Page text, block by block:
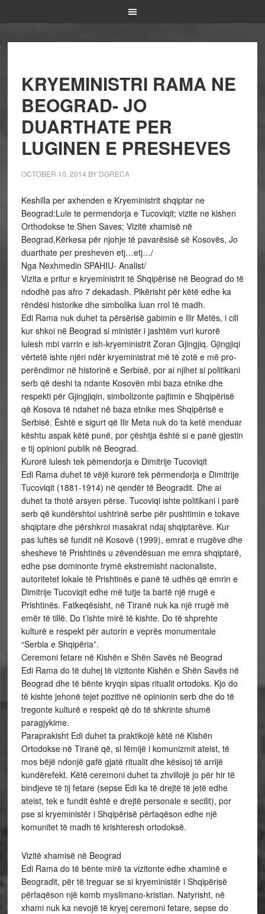
KRYEMINISTRI RAMA NE
BEOGRAD- JO
DUARTHATE PER
LUGINEN E PRESHEVES
OCTOBER 10, 2014 BY DGRECA
Keshilla per axhenden e Kryeministrit shqiptar ne
Beograd:Lule te permendorja e Tucoviqit; vizite ne kishen
Orthodokse te Shen Saves; Vizitë xhamisë në
Beograd,Kërkesa për njohje të pavarësisë së Kosovës, Jo
duarthate per presheven etj…etj…/
Nga Nexhmedin SPAHIU- Analist/
Vizita e pritur e kryeministrit të Shqipërisë në Beograd do të
ndodhë pas afro 7 dekadash. Pikërisht për këtë edhe ka
rëndësi historike dhe simbolika luan rrol të madh.
Edi Rama nuk duhet ta përsërisë gabimin e Ilir Metës, i cili
kur shkoi në Beograd si ministër i jashtëm vuri kurorë
lulesh mbi varrin e ish-kryeministrit Zoran Gjingjiq. Gjingjiqi
vërtetë ishte njëri ndër kryeministrat më të zotë e më pro-
perëndimor në historinë e Serbisë, por ai njihet si politikani
serb që deshi ta ndante Kosovën mbi baza etnike dhe
respekti për Gjingjiqin, simbolizonte pajtimin e Shqipërisë
që Kosova të ndahet në baza etnike mes Shqipërisë e
Serbisë. Është e sigurt që Ilir Meta nuk do ta ketë menduar
kështu aspak këtë punë, por çështja është si e panë gjestin
e tij opinioni publik në Beograd.
Kurorë lulesh tek pëmendorja e Dimitrije Tucoviqit
Edi Rama duhet të vëjë kurorë tek përmendorja e Dimitrije
Tucoviqit (1881-1914) në qendër të Beogradit. Dhe ai
duhet ta thotë arsyen përse. Tucoviqi ishte politikani i parë
serb që kundërshtoi ushtrinë serbe për pushtimin e tokave
shqiptare dhe përshkroi masakrat ndaj shqiptarëve. Kur
pas luftës së fundit në Kosovë (1999), emrat e rrugëve dhe
shesheve të Prishtinës u zëvendësuan me emra shqiptarë,
edhe pse dominonte frymë ekstremisht nacionaliste,
autoritetet lokale të Prishtinës e panë të udhës që emrin e
Dimitrije Tucoviqit edhe më tutje ta bartë një rrugë e
Prishtinës. Fatkeqësisht, në Tiranë nuk ka një rrugë më
emër të tillë. Do t’ishte mirë të kishte. Do të shprehte
kulturë e respekt për autorin e veprës monumentale
“Serbia e Shqipëria”.
Ceremoni fetare në Kishën e Shën Savës në Beograd
Edi Rama do të duhej të vizitonte Kishën e Shën Savës në
Beograd dhe të bënte kryqin sipas ritualit ortodoks. Kjo do
të kishte jehonë tejet pozitive në opinionin serb dhe do të
tregonte kulturë e respekt që do të shkrinte shumë
paragjykime.
Paraprakisht Edi duhet ta praktikojë këtë në Kishën
Ortodokse në Tiranë që, si fëmijë i komunizmit ateist, të
mos bëjë ndonjë gafë gjatë ritualit dhe kësisoj të arrijë
kundërefekt. Këtë ceremoni duhet ta zhvillojë jo për hir të
bindjeve të tij fetare (sepse Edi ka të drejtë të jetë edhe
ateist, tek e fundit është e drejtë personale e secilit), por
pse si kryeministër i Shqipërisë përfaqëson edhe një
komunitet të madh të krishteresh ortodoksë.
Vizitë xhamisë në Beograd
Edi Rama do të bënte mirë ta vizitonte edhe xhaminë e
Beogradit, për të treguar se si kryeministër i Shqipërisë
përfaqëson një komb myslimano-kristian. Natyrisht, në
xhami nuk ka nevojë të kryej ceremoni fetare, sepse do